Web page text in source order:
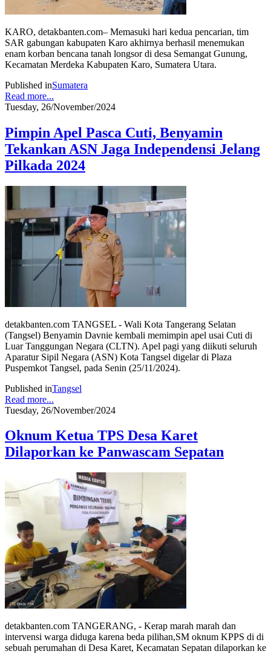
KARO, detakbanten.com– Memasuki hari kedua pencarian, tim
SAR gabungan kabupaten Karo akhirnya berhasil menemukan
enam korban bencana tanah longsor di desa Semangat Gunung,
Kecamatan Merdeka Kabupaten Karo, Sumatera Utara.
Published inSumatera
Read more...
Tuesday, 26/November/2024
Pimpin Apel Pasca Cuti, Benyamin
Tekankan ASN Jaga Independensi Jelang
Pilkada 2024
detakbanten.com TANGSEL - Wali Kota Tangerang Selatan
(Tangsel) Benyamin Davnie kembali memimpin apel usai Cuti di
Luar Tanggungan Negara (CLTN). Apel pagi yang diikuti seluruh
Aparatur Sipil Negara (ASN) Kota Tangsel digelar di Plaza
Puspemkot Tangsel, pada Senin (25/11/2024).
Published inTangsel
Read more...
Tuesday, 26/November/2024
Oknum Ketua TPS Desa Karet
Dilaporkan ke Panwascam Sepatan
detakbanten.com TANGERANG, - Kerap marah marah dan
intervensi warga diduga karena beda pilihan,SM oknum KPPS di di
sebuah perumahan di Desa Karet, Kecamatan Sepatan dilaporkan ke